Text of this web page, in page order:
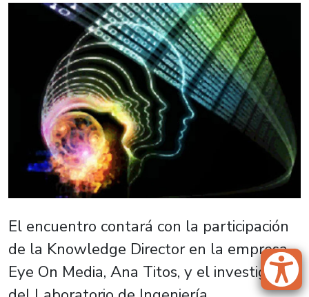
El encuentro contará con la participación
de la Knowledge Director en la empresa
Eye On Media, Ana Titos, y el investigador